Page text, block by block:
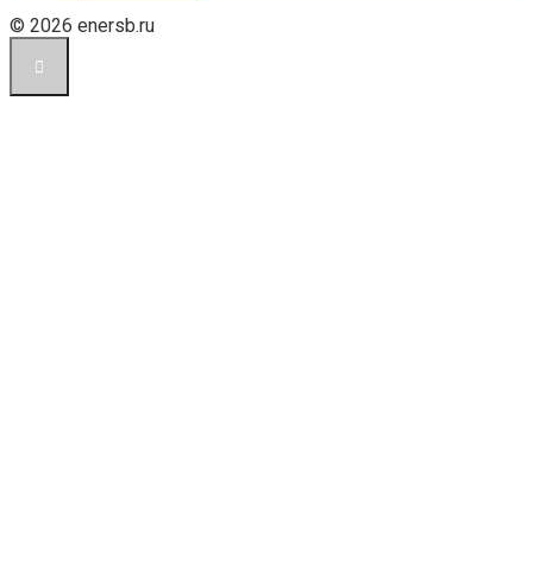
© 2026 enersb.ru